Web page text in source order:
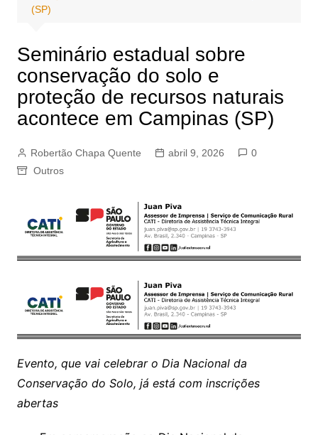
(SP)
Seminário estadual sobre
conservação do solo e
proteção de recursos naturais
acontece em Campinas (SP)
Robertão Chapa Quente abril 9, 2026
0
Outros
Evento, que vai celebrar o Dia Nacional da
Conservação do Solo, já está com inscrições
abertas